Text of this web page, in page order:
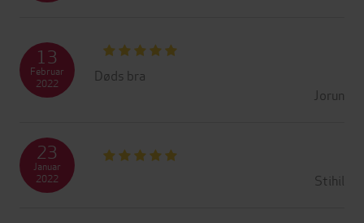
Døds bra
Jorun
13
Februar
2022
Stihil
23
Januar
2022